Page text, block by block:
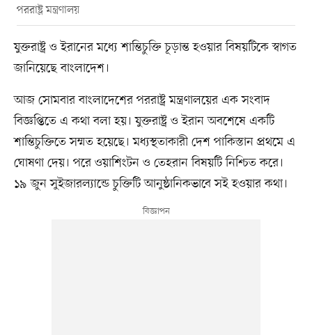
পররাষ্ট্র মন্ত্রণালয়
যুক্তরাষ্ট্র ও ইরানের মধ্যে শান্তিচুক্তি চূড়ান্ত হওয়ার বিষয়টিকে স্বাগত
জানিয়েছে বাংলাদেশ।
আজ সোমবার বাংলাদেশের পররাষ্ট্র মন্ত্রণালয়ের এক সংবাদ
বিজ্ঞপ্তিতে এ কথা বলা হয়। যুক্তরাষ্ট্র ও ইরান অবশেষে একটি
শান্তিচুক্তিতে সম্মত হয়েছে। মধ্যস্থতাকারী দেশ পাকিস্তান প্রথমে এ
ঘোষণা দেয়। পরে ওয়াশিংটন ও তেহরান বিষয়টি নিশ্চিত করে।
১৯ জুন সুইজারল্যান্ডে চুক্তিটি আনুষ্ঠানিকভাবে সই হওয়ার কথা।